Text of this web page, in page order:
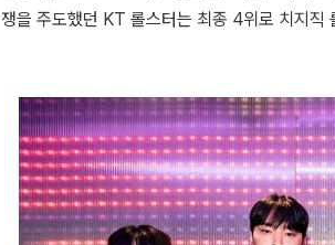
쟁을 주도했던 KT 롤스터는 최종 4위로 치지직